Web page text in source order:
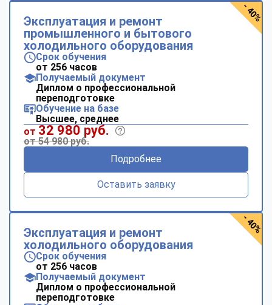
Эксплуатация и ремонт
промышленного и бытового
холодильного оборудования
Срок обучения
от 256 часов
Получаемый документ
Диплом о профессиональной
переподготовке
Обучение на базе
Высшее, среднее
от 32 980 руб.
от 54 980 руб.
Подробнее
Оставить заявку
- 40%
Эксплуатация и ремонт
холодильного оборудования
Срок обучения
от 256 часов
Получаемый документ
Диплом о профессиональной
переподготовке
- 40%